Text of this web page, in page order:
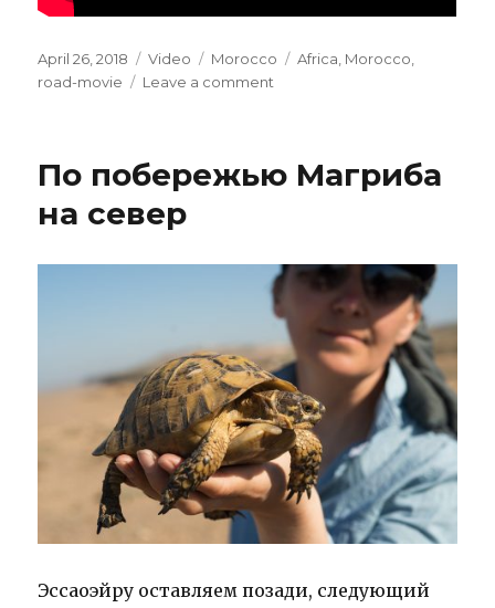
Posted
on
April 26, 2018 Format
Video Categories
Morocco Tags
Africa Morocco
road-movie
Leave a comment
folding
По побережью Магриба
на север
Эссаоэйру оставляем позади, следующий